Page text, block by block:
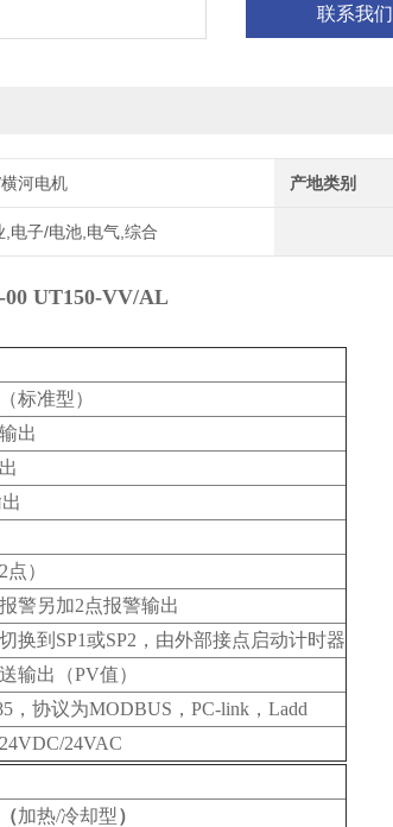
联系我们
河电机 产地类别
,电子/电池,电气,综合
00 UT150-VV/AL
标准型）
出
）
警另加2点报警输出
换到SP1或SP2，由外部接点启动计时器
输出（PV值）
，协议为MODBUS，PC-link，Ladd
24VAC
（加热/冷却型）